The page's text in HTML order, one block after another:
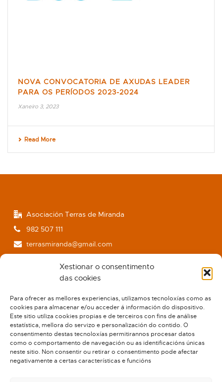
Xestionar o consentimento
das cookies
Para ofrecer as mellores experiencias, utilizamos tecnoloxías como as
cookies para almacenar e/ou acceder á información do dispositivo.
Este sitio utiliza cookies propias e de terceiros con fins de análise
estatística, mellora do servizo e personalización do contido. O
consentimento destas tecnoloxías permitirannos procesar datos
como o comportamento de navegación ou as identificacións únicas
neste sitio. Non consentir ou retirar o consentimento pode afectar
negativamente a certas características e funcións
NOVA CONVOCATORIA DE AXUDAS LEADER
PARA OS PERÍODOS 2023-2024
Xaneiro 3, 2023
Read More
Asociación Terras de Miranda
982 507 111
terrasmiranda@gmail.com